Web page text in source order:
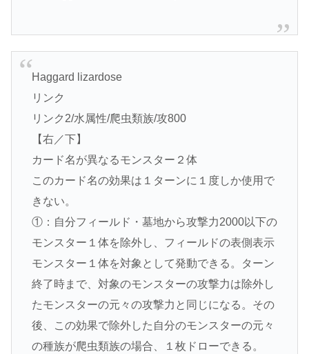
Haggard lizardose
リンク
リンク2/水属性/爬虫類族/攻800
【右／下】
カード名が異なるモンスター２体
このカード名の効果は１ターンに１度しか使用で
きない。
①：自分フィールド・墓地から攻撃力2000以下の
モンスター１体を除外し、フィールドの表側表示
モンスター１体を対象として発動できる。ターン
終了時まで、対象のモンスターの攻撃力は除外し
たモンスターの元々の攻撃力と同じになる。その
後、この効果で除外した自分のモンスターの元々
の種族が爬虫類族の場合、１枚ドローできる。